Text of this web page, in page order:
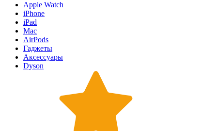
Apple Watch
iPhone
iPad
Mac
AirPods
Гаджеты
Аксессуары
Dyson